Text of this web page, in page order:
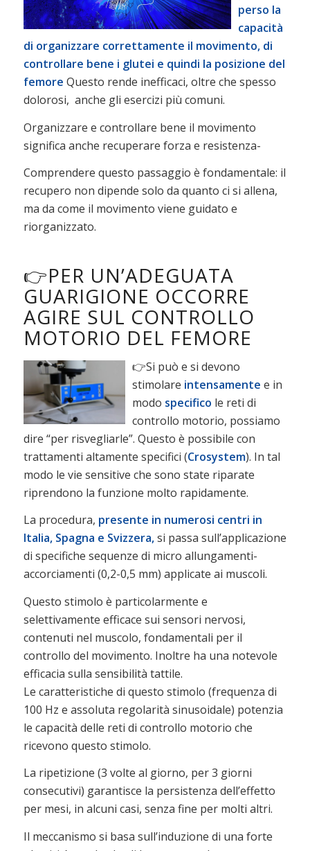
perso la
capacità
di organizzare correttamente il movimento, di
controllare bene i glutei e quindi la posizione del
femore Questo rende inefficaci, oltre che spesso
dolorosi, anche gli esercizi più comuni.
Organizzare e controllare bene il movimento
significa anche recuperare forza e resistenza-
Comprendere questo passaggio è fondamentale: il
recupero non dipende solo da quanto ci si allena,
ma da come il movimento viene guidato e
riorganizzato.
👉PER UN’ADEGUATA
GUARIGIONE OCCORRE
AGIRE SUL CONTROLLO
MOTORIO DEL FEMORE
👉Si può e si devono
stimolare intensamente e in
modo specifico le reti di
controllo motorio, possiamo
dire “per risvegliarle”. Questo è possibile con
trattamenti altamente specifici (Crosystem). In tal
modo le vie sensitive che sono state riparate
riprendono la funzione molto rapidamente.
La procedura, presente in numerosi centri in
Italia, Spagna e Svizzera,si passa sull’applicazione
di specifiche sequenze di micro allungamenti-
accorciamenti (0,2-0,5 mm) applicate ai muscoli.
Questo stimolo è particolarmente e
selettivamente efficace sui sensori nervosi,
contenuti nel muscolo, fondamentali per il
controllo del movimento. Inoltre ha una notevole
efficacia sulla sensibilità tattile.
Le caratteristiche di questo stimolo (frequenza di
100 Hz e assoluta regolarità sinusoidale) potenzia
le capacità delle reti di controllo motorio che
ricevono questo stimolo.
La ripetizione (3 volte al giorno, per 3 giorni
consecutivi) garantisce la persistenza dell’effetto
per mesi, in alcuni casi, senza fine per molti altri.
Il meccanismo si basa sull’induzione di una forte